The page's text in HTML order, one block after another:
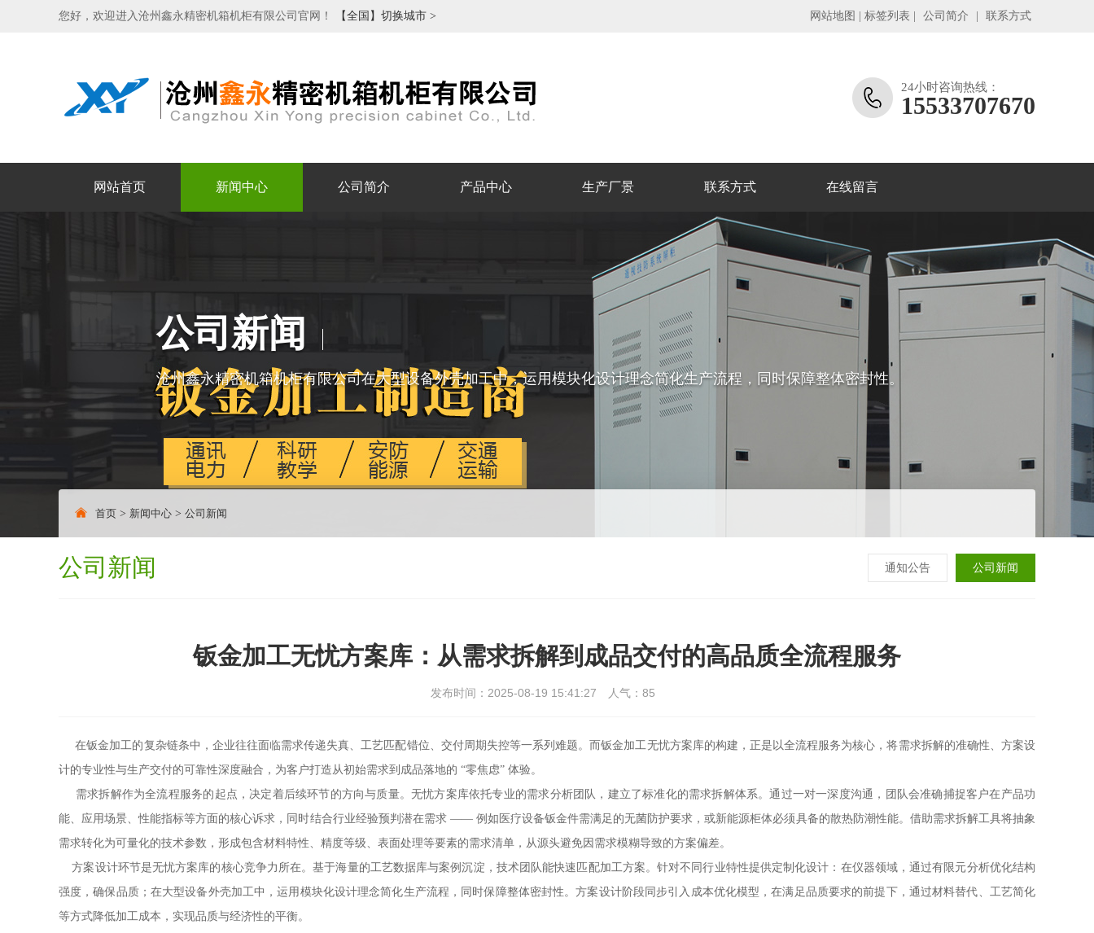
您好，欢迎进入沧州鑫永精密机箱机柜有限公司官网！ 【全国】切换城市 > 网站地图 标签列表 公司简介 联系方式
24小时咨询热线：
15533707670
网站首页 新闻中心 公司简介 产品中心 生产厂景 联系方式 在线留言
公司新闻
沧州鑫永精密机箱机柜有限公司在大型设备外壳加工中，运用模块化设计理念简化生产流程，同时保障整体密封性。
首页 > 新闻中心 > 公司新闻
公司新闻 通知公告 公司新闻
钣金加工无忧方案库：从需求拆解到成品交付的高品质全流程服务
发布时间：2025-08-19 15:41:27 人气： 85
在钣金加工的复杂链条中，企业往往面临需求传递失真、工艺匹配错位、交付周期失控等一系列难题。而钣金加工无忧方案库的构建，正是以全流程服务为核心，将需求拆解的准确性、方案设
计的专业性与生产交付的可靠性深度融合，为客户打造从初始需求到成品落地的 “零焦虑” 体验。
需求拆解作为全流程服务的起点，决定着后续环节的方向与质量。无忧方案库依托专业的需求分析团队，建立了标准化的需求拆解体系。通过一对一深度沟通，团队会准确捕捉客户在产品功
能、应用场景、性能指标等方面的核心诉求，同时结合行业经验预判潜在需求 —— 例如医疗设备钣金件需满足的无菌防护要求，或新能源柜体必须具备的散热防潮性能。借助需求拆解工具将抽象
需求转化为可量化的技术参数，形成包含材料特性、精度等级、表面处理等要素的需求清单，从源头避免因需求模糊导致的方案偏差。
方案设计环节是无忧方案库的核心竞争力所在。基于海量的工艺数据库与案例沉淀，技术团队能快速匹配加工方案。针对不同行业特性提供定制化设计：在仪器领域，通过有限元分析优化结构
强度，确保品质；在大型设备外壳加工中，运用模块化设计理念简化生产流程，同时保障整体密封性。方案设计阶段同步引入成本优化模型，在满足品质要求的前提下，通过材料替代、工艺简化
等方式降低加工成本，实现品质与经济性的平衡。